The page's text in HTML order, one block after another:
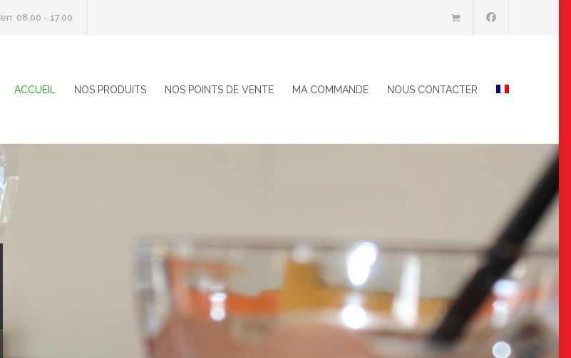
08.00 - 17.00
ACCUEIL NOS PRODUITS NOS POINTS DE VENTE MA COMMANDE NOUS CONTACTER